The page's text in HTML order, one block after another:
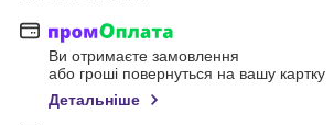
Ви отримаєте замовлення
або гроші повернуться на вашу картку
Детальніше